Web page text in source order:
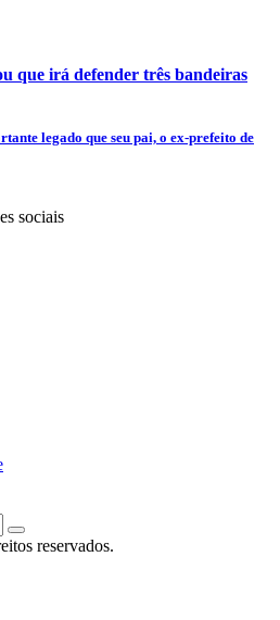
que irá defender três bandeiras
legado que seu pai, o ex-prefeito de
sociais
reservados.